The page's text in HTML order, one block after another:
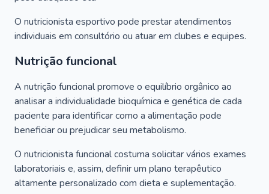
O nutricionista esportivo pode prestar atendimentos
individuais em consultório ou atuar em clubes e equipes.
Nutrição funcional
A nutrição funcional promove o equilíbrio orgânico ao
analisar a individualidade bioquímica e genética de cada
paciente para identificar como a alimentação pode
beneficiar ou prejudicar seu metabolismo.
O nutricionista funcional costuma solicitar vários exames
laboratoriais e, assim, definir um plano terapêutico
altamente personalizado com dieta e suplementação.